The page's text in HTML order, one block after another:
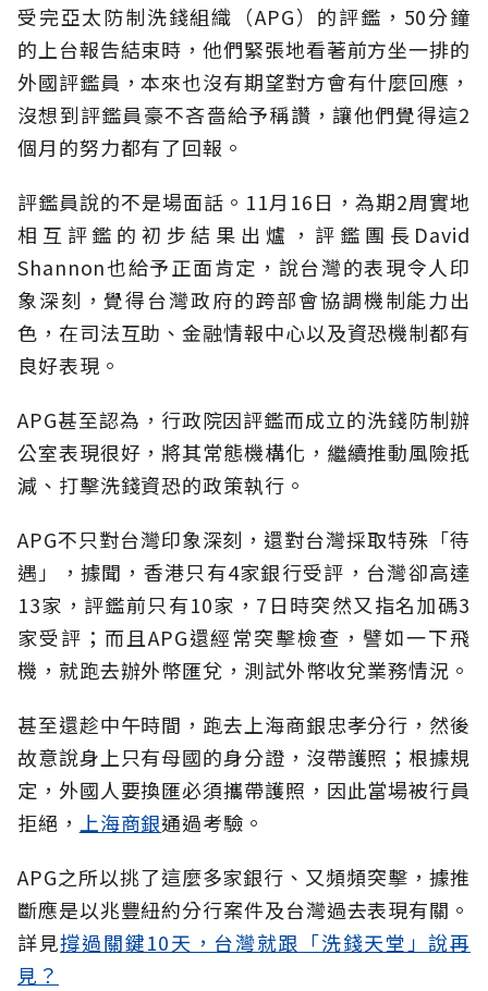
受完亞太防制洗錢組織（APG）的評鑑，50分鐘
的上台報告結束時，他們緊張地看著前方坐一排的
外國評鑑員，本來也沒有期望對方會有什麼回應，
沒想到評鑑員豪不吝嗇給予稱讚，讓他們覺得這2
個月的努力都有了回報。
評鑑員說的不是場面話。11月16日，為期2周實地
相互評鑑的初步結果出爐，評鑑團長David
Shannon也給予正面肯定，說台灣的表現令人印
象深刻，覺得台灣政府的跨部會協調機制能力出
色，在司法互助、金融情報中心以及資恐機制都有
良好表現。
APG甚至認為，行政院因評鑑而成立的洗錢防制辦
公室表現很好，將其常態機構化，繼續推動風險抵
減、打擊洗錢資恐的政策執行。
APG不只對台灣印象深刻，還對台灣採取特殊「待
遇」，據聞，香港只有4家銀行受評，台灣卻高達
13家，評鑑前只有10家，7日時突然又指名加碼3
家受評；而且APG還經常突擊檢查，譬如一下飛
機，就跑去辦外幣匯兌，測試外幣收兌業務情況。
甚至還趁中午時間，跑去上海商銀忠孝分行，然後
故意說身上只有母國的身分證，沒帶護照；根據規
定，外國人要換匯必須攜帶護照，因此當場被行員
拒絕， 上海商銀通過考驗。
APG之所以挑了這麼多家銀行、又頻頻突擊，據推
斷應是以兆豐紐約分行案件及台灣過去表現有關。
詳見撐過關鍵10天，台灣就跟「洗錢天堂」說再
見？